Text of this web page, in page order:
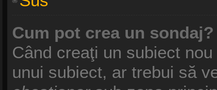
Cum pot crea un sondaj?
Când creaţi un subiect
unui subiect, ar trebui să